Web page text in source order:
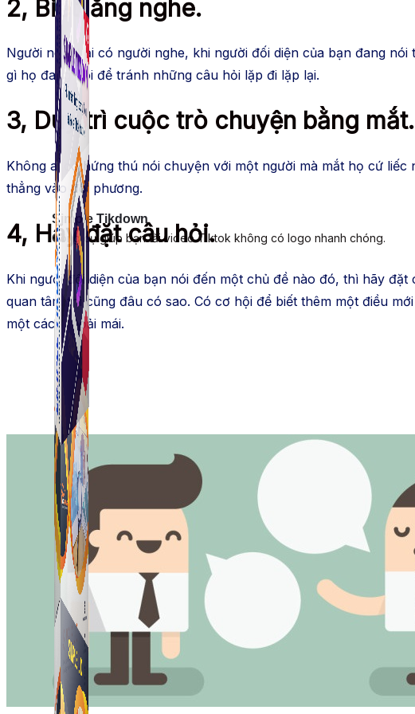
Simple Tikdown
Công cụ giúp bạn tải video Tiktok không có logo nhanh chóng.
Simple Tikdown
Công cụ giúp bạn tải video Tiktok không có logo nhanh chóng.
2, Biết lắng nghe.
Người nói phải có người nghe, khi người đối diện của bạn đang
gì họ đang nói để tránh những câu hỏi lặp đi lặp lại.
3, Duy trì cuộc trò chuyện bằng mắt.
Không ai có hứng thú nói chuyện với một người mà mắt họ cứ
thẳng vào đối phương.
4, Hãy đặt câu hỏi.
Khi người đối diện của bạn nói đến một chủ đề nào đó, thì hãy
quan tâm thì cũng đâu có sao. Có cơ hội để biết thêm một điều
một cách thoải mái.